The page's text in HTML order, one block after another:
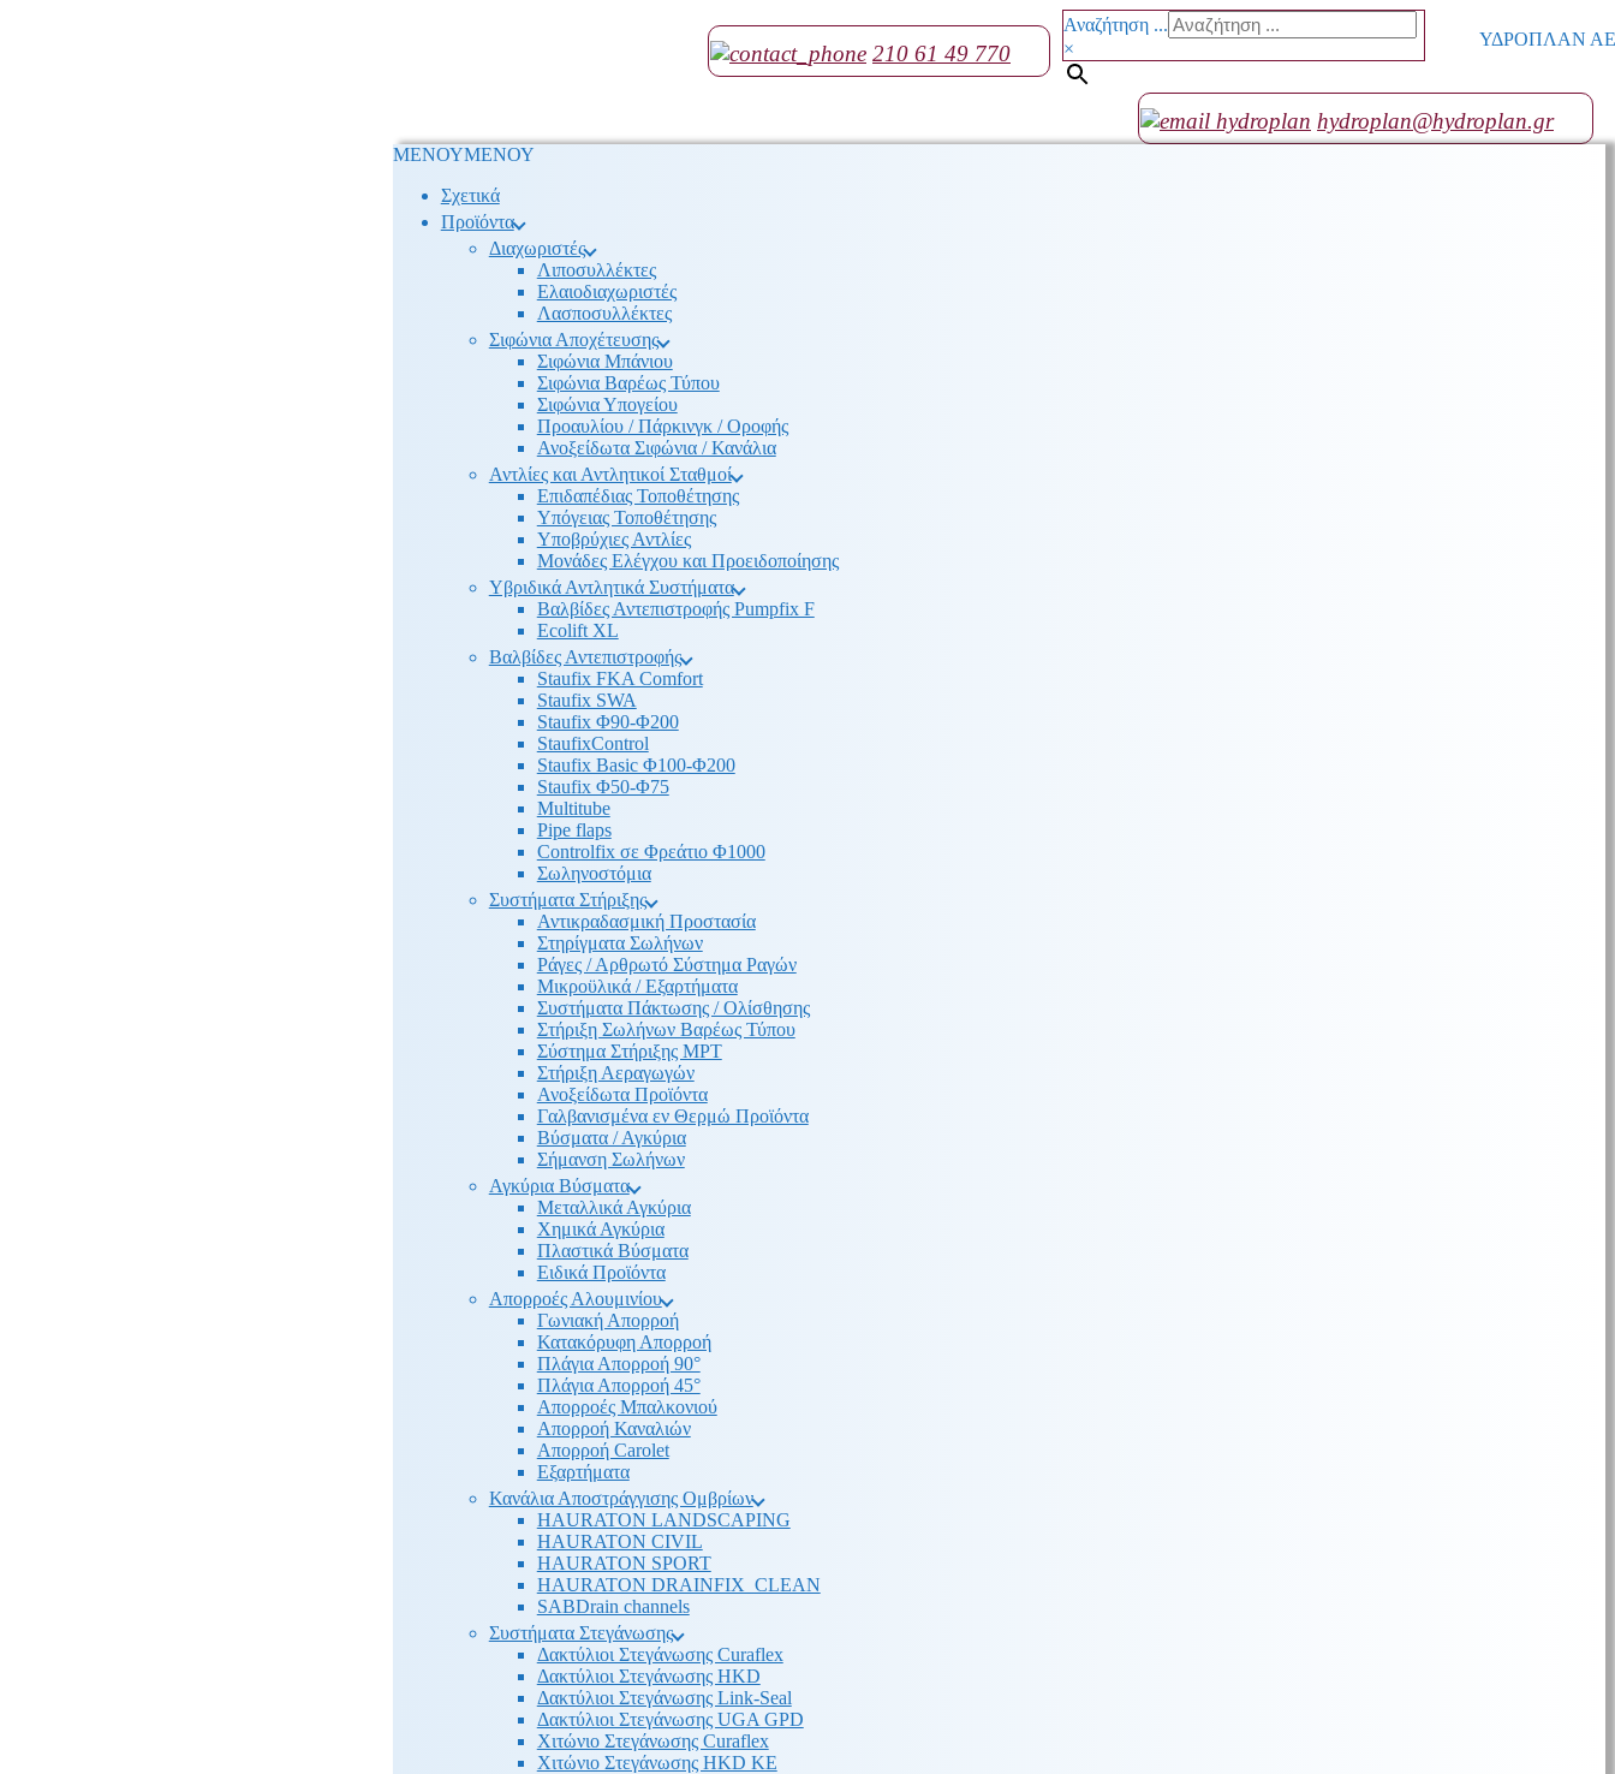
ΥΔΡΟΠΛΑΝ ΑΕ
Αναζήτηση ...
×
210 61 49 770
hydroplan@hydroplan.gr
ΜΕΝΟΥΜΕΝΟΥ
Σχετικά
Προϊόντα
Διαχωριστές
Λιποσυλλέκτες
Ελαιοδιαχωριστές
Λασποσυλλέκτες
Σιφώνια Αποχέτευσης
Σιφώνια Μπάνιου
Σιφώνια Βαρέως Τύπου
Σιφώνια Υπογείου
Προαυλίου / Πάρκινγκ / Οροφής
Ανοξείδωτα Σιφώνια / Κανάλια
Αντλίες και Αντλητικοί Σταθμοί
Επιδαπέδιας Τοποθέτησης
Υπόγειας Τοποθέτησης
Υποβρύχιες Αντλίες
Μονάδες Ελέγχου και Προειδοποίησης
Υβριδικά Αντλητικά Συστήματα
Βαλβίδες Αντεπιστροφής Pumpfix F
Ecolift XL
Βαλβίδες Αντεπιστροφής
Staufix FKA Comfort
Staufix SWA
Staufix Φ90-Φ200
StaufixControl
Staufix Basic Φ100-Φ200
Staufix Φ50-Φ75
Multitube
Pipe flaps
Controlfix σε Φρεάτιο Φ1000
Σωληνοστόμια
Συστήματα Στήριξης
Αντικραδασμική Προστασία
Στηρίγματα Σωλήνων
Ράγες / Αρθρωτό Σύστημα Ραγών
Μικροϋλικά / Εξαρτήματα
Συστήματα Πάκτωσης / Ολίσθησης
Στήριξη Σωλήνων Βαρέως Τύπου
Σύστημα Στήριξης MPT
Στήριξη Αεραγωγών
Ανοξείδωτα Προϊόντα
Γαλβανισμένα εν Θερμώ Προϊόντα
Βύσματα / Αγκύρια
Σήμανση Σωλήνων
Αγκύρια Βύσματα
Μεταλλικά Αγκύρια
Χημικά Αγκύρια
Πλαστικά Βύσματα
Ειδικά Προϊόντα
Απορροές Αλουμινίου
Γωνιακή Απορροή
Κατακόρυφη Απορροή
Πλάγια Απορροή 90°
Πλάγια Απορροή 45°
Απορροές Μπαλκονιού
Απορροή Καναλιών
Απορροή Carolet
Εξαρτήματα
Κανάλια Αποστράγγισης Ομβρίων
HAURATON LANDSCAPING
HAURATON CIVIL
HAURATON SPORT
HAURATON DRAINFIX_CLEAN
SABDrain channels
Συστήματα Στεγάνωσης
Δακτύλιοι Στεγάνωσης Curaflex
Δακτύλιοι Στεγάνωσης HKD
Δακτύλιοι Στεγάνωσης Link-Seal
Δακτύλιοι Στεγάνωσης UGA GPD
Χιτώνιο Στεγάνωσης Curaflex
Χιτώνιο Στεγάνωσης HKD KE